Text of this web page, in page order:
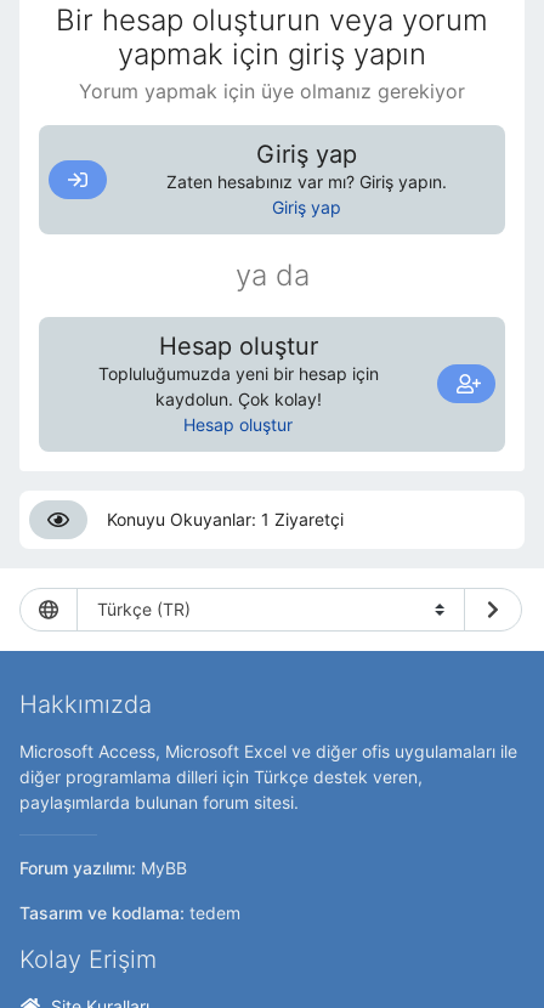
Bir hesap oluşturun veya yorum
yapmak için giriş yapın
Yorum yapmak için üye olmanız gerekiyor
Giriş yap
Zaten hesabınız var mı? Giriş yapın.
Giriş yap
ya da
Hesap oluştur
Topluluğumuzda yeni bir hesap için
kaydolun. Çok kolay!
Hesap oluştur
Konuyu Okuyanlar: 1 Ziyaretçi
Hakkımızda
Microsoft Access, Microsoft Excel ve diğer ofis uygulamaları ile
diğer programlama dilleri için Türkçe destek veren,
paylaşımlarda bulunan forum sitesi.
Forum yazılımı: MyBB
Tasarım ve kodlama: tedem
Kolay Erişim